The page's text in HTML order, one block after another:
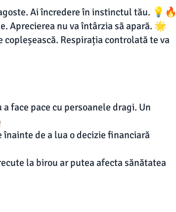
Ai încredere în instinctul tău. 💡🔥
Aprecierea nu va întârzia să apară. 🌟
Respirația controlată te va
face pace cu persoanele dragi. Un
de a lua o decizie financiară
la birou ar putea afecta sănătatea